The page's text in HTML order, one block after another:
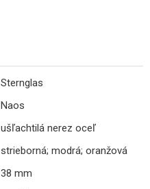
Sternglas
Naos
ušľachtilá nerez oceľ
strieborná; modrá; oranžová
38 mm